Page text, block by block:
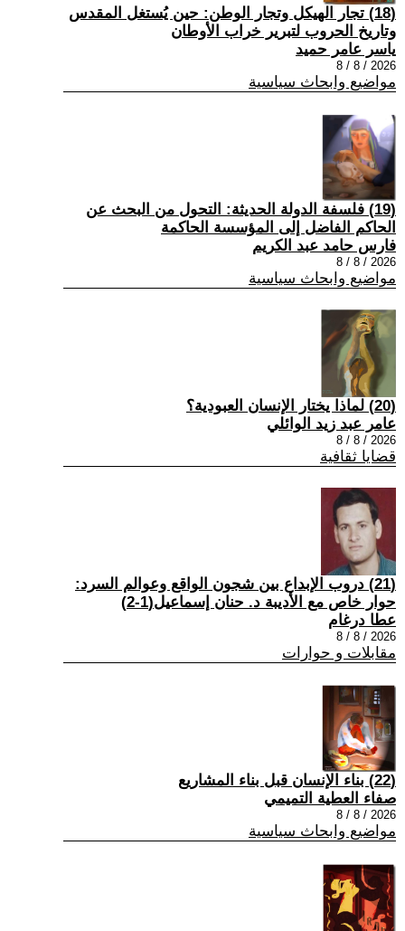
(18) تجار الهيكل وتجار الوطن: حين يُستغل المقدس
وتاريخ الحروب لتبرير خراب الأوطان
ياسر عامر حميد
2026 / 8 / 8
مواضيع وابحاث سياسية
(19) فلسفة الدولة الحديثة: التحول من البحث عن
الحاكم الفاضل إلى المؤسسة الحاكمة
فارس حامد عبد الكريم
2026 / 8 / 8
مواضيع وابحاث سياسية
(20) لماذا يختار الإنسان العبودية؟
عامر عبد زيد الوائلي
2026 / 8 / 8
قضايا ثقافية
(21) دروب الإبداع بين شجون الواقع وعوالم السرد:
حوار خاص مع الأديبة د. حنان إسماعيل(1-2)
عطا درغام
2026 / 8 / 8
مقابلات و حوارات
(22) بناء الإنسان قبل بناء المشاريع
صفاء العطية التميمي
2026 / 8 / 8
مواضيع وابحاث سياسية